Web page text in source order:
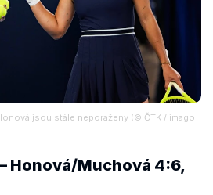
jsou stále neporaženy (© ČTK / imago
Honová/Muchová 4:6,